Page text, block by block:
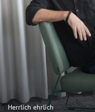
Herrlich ehrlich